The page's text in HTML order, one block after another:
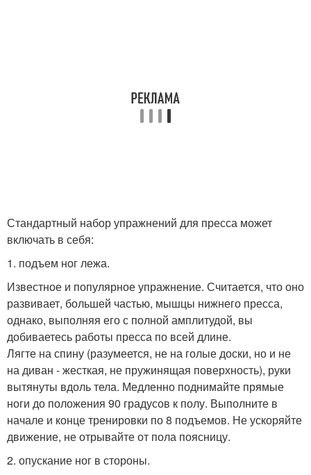
Стандартный набор упражнений для пресса может
включать в себя:
1. подъем ног лежа.
Известное и популярное упражнение. Считается, что оно
развивает, большей частью, мышцы нижнего пресса,
однако, выполняя его с полной амплитудой, вы
добиваетесь работы пресса по всей длине.
Лягте на спину (разумеется, не на голые доски, но и не
на диван - жесткая, не пружинящая поверхность), руки
вытянуты вдоль тела. Медленно поднимайте прямые
ноги до положения 90 градусов к полу. Выполните в
начале и конце тренировки по 8 подъемов. Не ускоряйте
движение, не отрывайте от пола поясницу.
2. опускание ног в стороны.